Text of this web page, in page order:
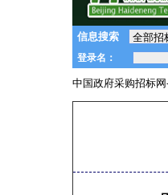
信息搜索
中国政府采购招标网